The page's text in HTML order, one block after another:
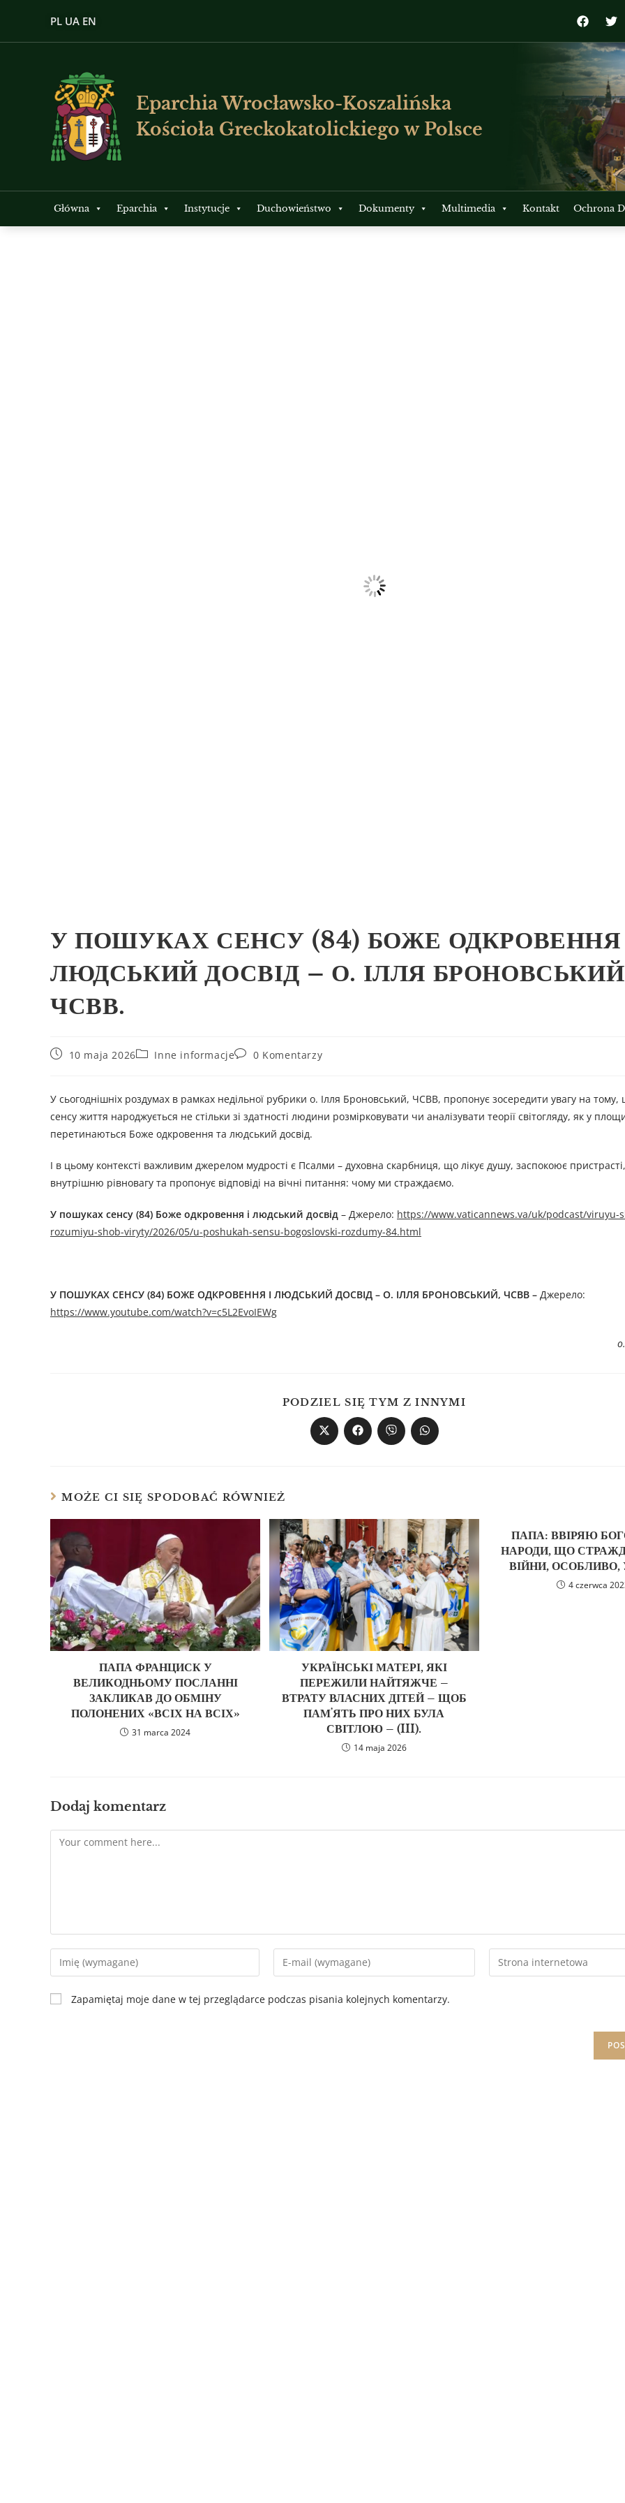
PL UA EN
Eparchia Wrocławsko-Koszalińska
Kościoła Greckokatolickiego w Polsce
Główna Eparchia Instytucje Duchowieństwo Dokumenty Multimedia Kontakt Ochrona
У ПОШУКАХ СЕНСУ (84) БОЖЕ ОДКРОВЕННЯ
ЛЮДСЬКИЙ ДОСВІД – О. ІЛЛЯ
ЧСВВ.
10 maja 2026 Inne informacje 0 Komentarzy
У сьогоднішніх роздумах в рамках недільної рубрики о. Ілля Броновський, ЧСВВ, пропонує зосередити увагу на тому,
сенсу життя народжується не стільки зі здатності людини розмірковувати чи аналізувати теорії світогляду, як у
перетинаються Боже одкровення та людський досвід.
І в цьому контексті важливим джерелом мудрості є Псалми – духовна скарбниця, що лікує душу, заспокоює
внутрішню рівновагу та пропонує відповіді на вічні питання: чому ми страждаємо.
У пошуках сенсу (84) Боже одкровення і людський досвід – Джерелo: https://www.vaticannews.va/uk/podcast/viruyu-
rozumiyu-shob-viryty/2026/05/u-poshukah-sensu-bogoslovski-rozdumy-84.html
У ПОШУКАХ СЕНСУ (84) БОЖЕ ОДКРОВЕННЯ І ЛЮДСЬКИЙ ДОСВІД – О. ІЛЛЯ БРОНОВСЬКИЙ, ЧСВВ – Джерелo:
https://www.youtube.com/watch?v=c5L2EvoIEWg
PODZIEL SIĘ TYM Z INNYMI
MOŻE CI SIĘ SPODOBAĆ RÓWNIEŻ
ПАПА ФРАНЦИСК У
ВЕЛИКОДНЬОМУ ПОСЛАННІ
ЗАКЛИКАВ ДО ОБМІНУ
ПОЛОНЕНИХ «ВСІХ НА ВСІХ»
31 marca 2024
УКРАЇНСЬКІ МАТЕРІ, ЯКІ
ПЕРЕЖИЛИ НАЙТЯЖЧЕ –
ВТРАТУ ВЛАСНИХ ДІТЕЙ – ЩОБ
ПАМʼЯТЬ ПРО НИХ БУЛА
СВІТЛОЮ – (III).
14 maja 2026
ПАПА: ВВІРЯЮ
НАРОДИ, ЩО
ВІЙНИ, ОСОБЛИВО,
4 czerwca
Dodaj komentarz
Zapamiętaj moje dane w tej przeglądarce podczas pisania kolejnych komentarzy.